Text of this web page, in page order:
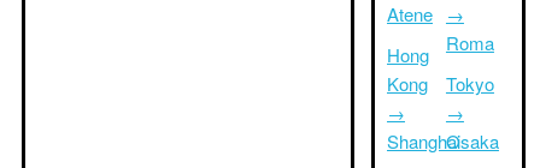
Atene
Hong
Kong
→
Shanghai
→
Roma
Tokyo
→
Osaka